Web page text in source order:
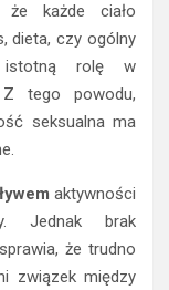
że każde ciało
dieta, czy ogólny
istotną rolę w
Z tego powodu,
seksualna ma
aktywności
Jednak brak
że trudno
związek między